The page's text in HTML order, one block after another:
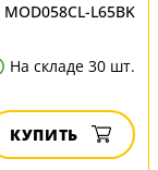
MOD058CL-L65BK
На складе 30 шт.
КУПИТЬ